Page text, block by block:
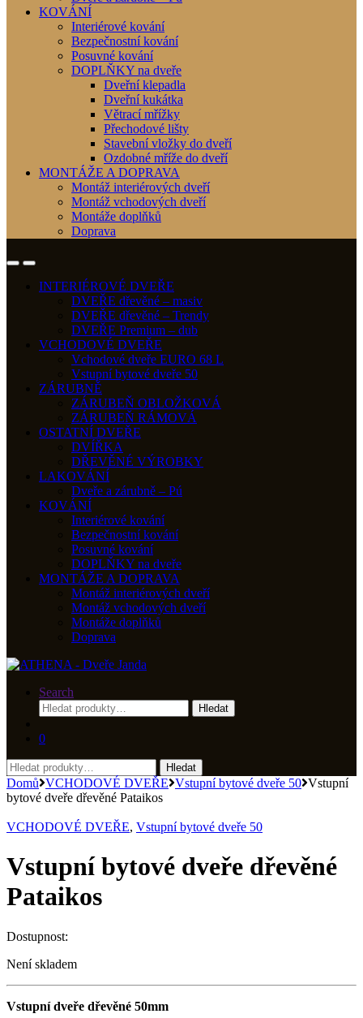
KOVÁNÍ
Interiérové kování
Bezpečnostní kování
Posuvné kování
DOPLŇKY na dveře
Dveřní klepadla
Dveřní kukátka
Větrací mřížky
Přechodové lišty
Stavební vložky do dveří
Ozdobné mříže do dveří
MONTÁŽE A DOPRAVA
Montáž interiérových dveří
Montáž vchodových dveří
Montáže doplňků
Doprava
INTERIÉROVÉ DVEŘE
DVEŘE dřevěné – masiv
DVEŘE dřevěné – Trendy
DVEŘE Premium – dub
VCHODOVÉ DVEŘE
Vchodové dveře EURO 68 L
Vstupní bytové dveře 50
ZÁRUBNĚ
ZÁRUBEŇ OBLOŽKOVÁ
ZÁRUBEŇ RÁMOVÁ
OSTATNÍ DVEŘE
DVÍŘKA
DŘEVĚNÉ VÝROBKY
LAKOVÁNÍ
Dveře a zárubně – Pú
KOVÁNÍ
Interiérové kování
Bezpečnostní kování
Posuvné kování
DOPLŇKY na dveře
MONTÁŽE A DOPRAVA
Montáž interiérových dveří
Montáž vchodových dveří
Montáže doplňků
Doprava
Search
Hledat:
Hledat
0
Hledat:
Hledat
Domů VCHODOVÉ DVEŘE Vstupní bytové dveře 50 Vstupní
bytové dveře dřevěné Pataikos
VCHODOVÉ DVEŘE, Vstupní bytové dveře 50
Vstupní bytové dveře dřevěné
Pataikos
Dostupnost:
Není skladem
Vstupní dveře dřevěné 50mm